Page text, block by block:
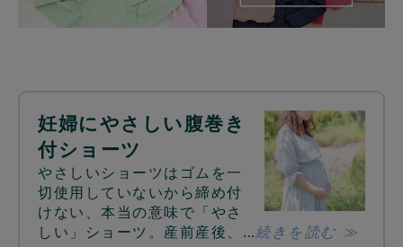
妊婦にやさしい腹巻き
付ショーツ
やさしいショーツはゴムを一
切使用していないから締め付
けない、本当の意味で「やさ
しい」ショーツ。産前産後、…続きを読む ≫